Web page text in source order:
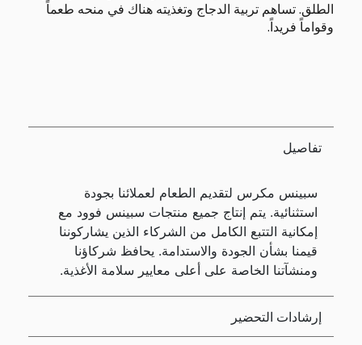
الطلق. تساهم تربية الدجاج وتغذيته هناك في منحه طعماً
وقواماً فريداً.
تفاصيل
سبينس مكرس لتقديم الطعام لعملائنا بجودة
استثنائية. يتم إنتاج جميع منتجات سبينس فوود مع
إمكانية التتبع الكامل من الشركاء الذين يشاركوننا
قيمنا بشأن الجودة والاستدامة. يحافظ شركاؤنا
ومنشآتنا الخاصة على أعلى معايير سلامة الأغذية.
إرشادات التحضير